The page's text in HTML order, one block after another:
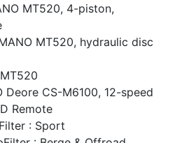
MT520, 4-piston,
MT520, hydraulic disc
Deore CS-M6100, 12-speed
Remote
: Sport